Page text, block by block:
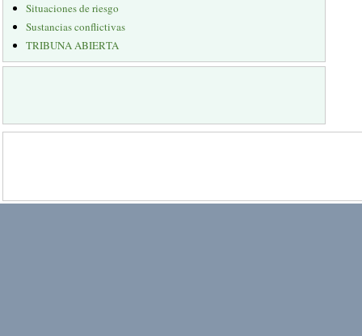
Situaciones de riesgo
Sustancias conflictivas
TRIBUNA ABIERTA